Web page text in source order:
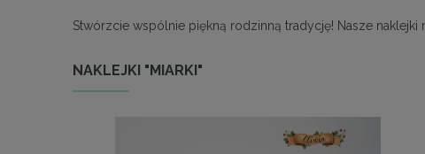
Stwórzcie wspólnie piękną rodzinną tradycję! Nasze
NAKLEJKI "MIARKI"